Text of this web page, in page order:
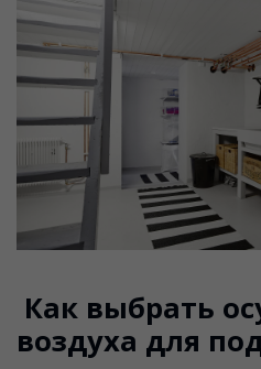
Как выбрать
воздуха для